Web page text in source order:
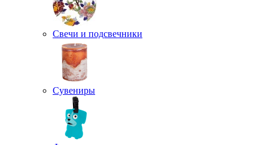
Свечи и подсвечники
Сувениры